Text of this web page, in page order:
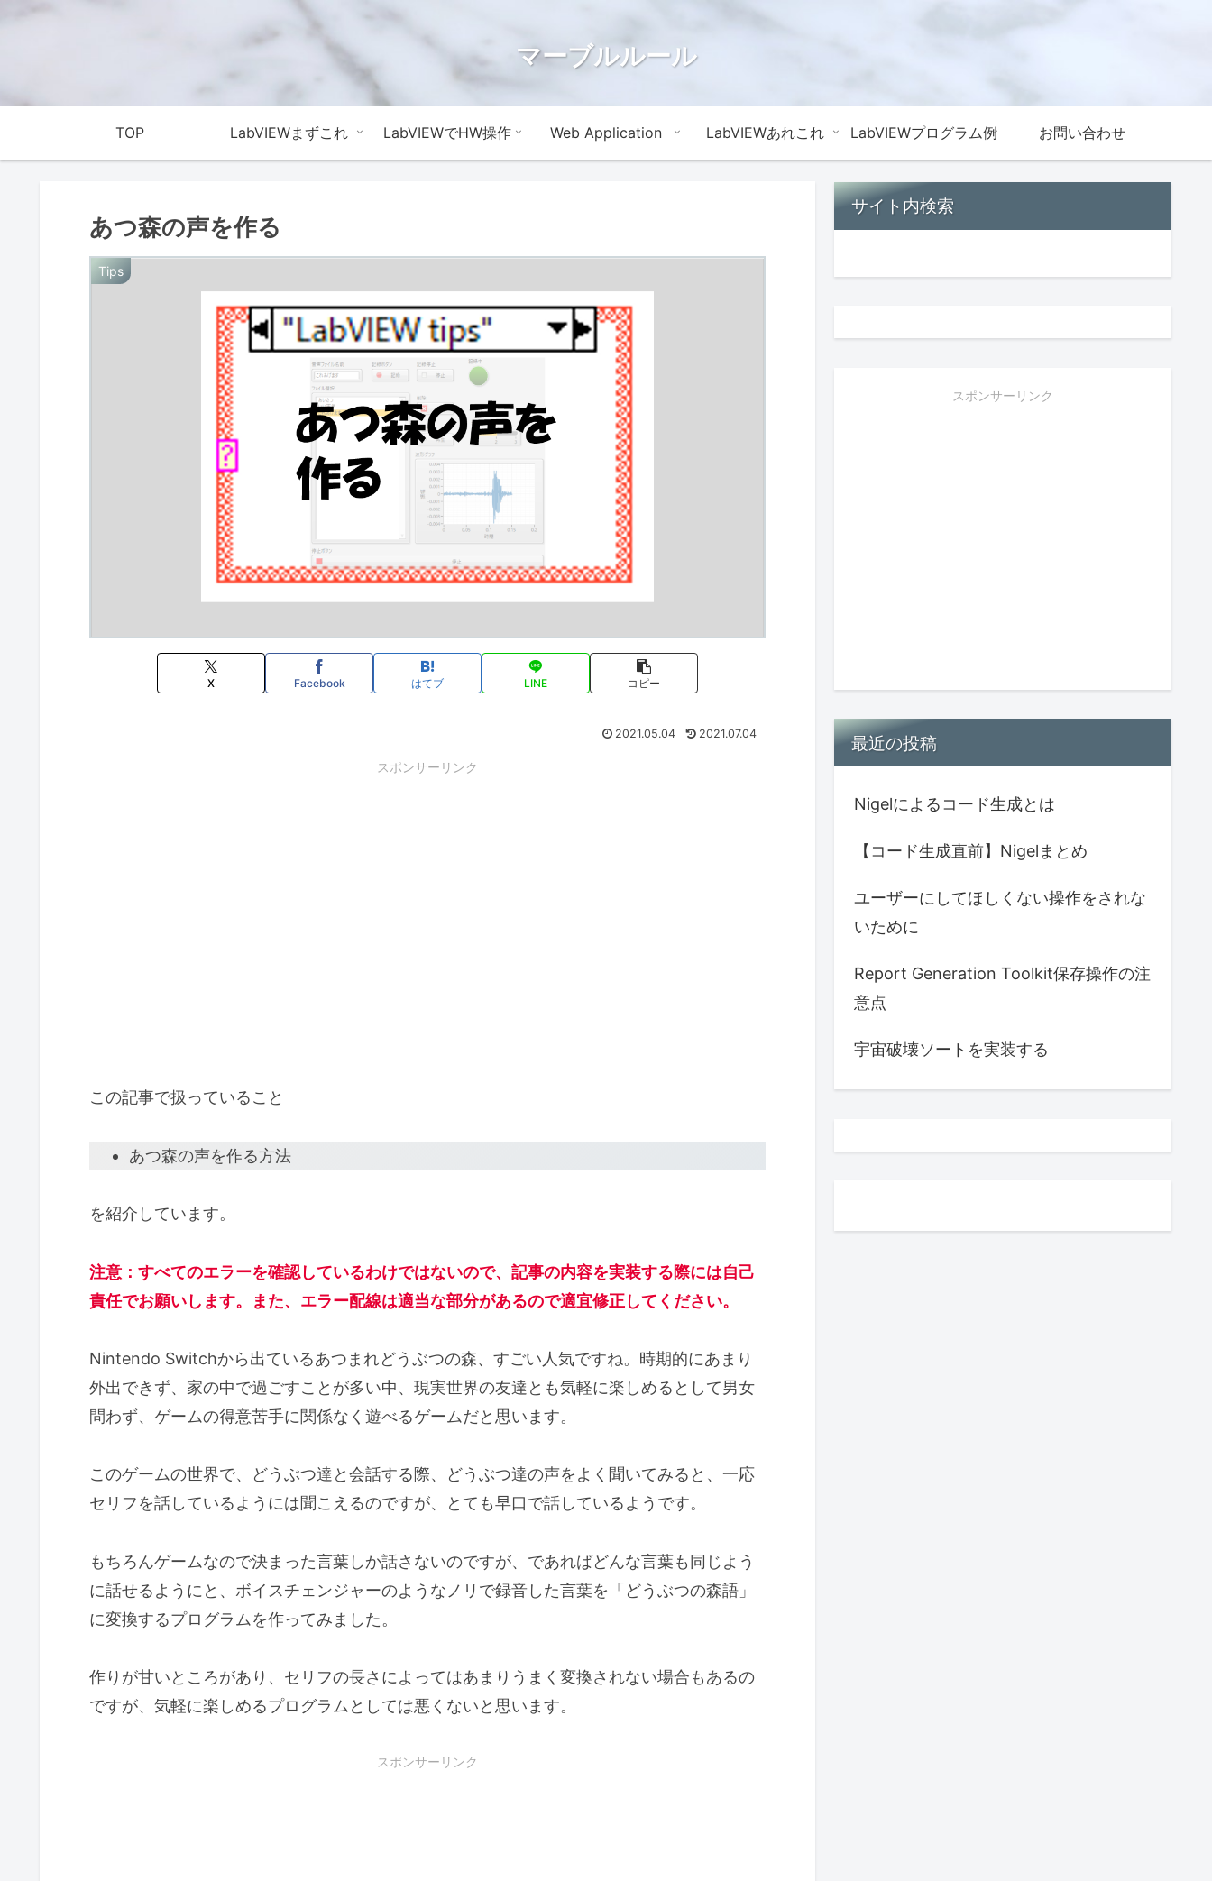
マーブルルール
TOP LabVIEWまずこれ LabVIEWでHW操作 Web Application LabVIEWあれこれ LabVIEWプログラム例 お問い合わせ
あつ森の声を作る
Tips
X Facebook はてブ LINE コピー
2021.05.04 2021.07.04
スポンサーリンク
この記事で扱っていること
あつ森の声を作る方法
を紹介しています。
注意：すべてのエラーを確認しているわけではないので、記事の内容を実装する際には自己
責任でお願いします。また、エラー配線は適当な部分があるので適宜修正してください。
Nintendo Switchから出ているあつまれどうぶつの森、すごい人気ですね。時期的にあまり
外出できず、家の中で過ごすことが多い中、現実世界の友達とも気軽に楽しめるとして男女
問わず、ゲームの得意苦手に関係なく遊べるゲームだと思います。
このゲームの世界で、どうぶつ達と会話する際、どうぶつ達の声をよく聞いてみると、一応
セリフを話しているようには聞こえるのですが、とても早口で話しているようです。
もちろんゲームなので決まった言葉しか話さないのですが、であればどんな言葉も同じよう
に話せるようにと、ボイスチェンジャーのようなノリで録音した言葉を「どうぶつの森語」
に変換するプログラムを作ってみました。
作りが甘いところがあり、セリフの長さによってはあまりうまく変換されない場合もあるの
ですが、気軽に楽しめるプログラムとしては悪くないと思います。
スポンサーリンク
サイト内検索
スポンサーリンク
最近の投稿
Nigelによるコード生成とは
【コード生成直前】Nigelまとめ
ユーザーにしてほしくない操作をされな
いために
Report Generation Toolkit保存操作の注
意点
宇宙破壊ソートを実装する